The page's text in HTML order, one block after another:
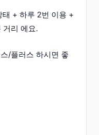
태 + 하루 2번 이용 +
리 에요.
/플러스 하시면 좋